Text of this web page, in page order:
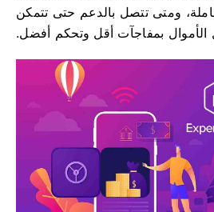
ومتى تتصل بالدعم حتى تتمكن
بمفاجآت أقل وتحكم أفضل.